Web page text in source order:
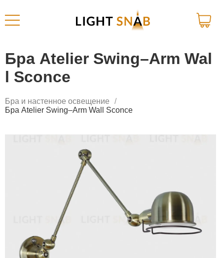
Бра Atelier Swing–Arm Wal
l Sconce
Бра и настенное освещение
Бра Atelier Swing–Arm Wall Sconce